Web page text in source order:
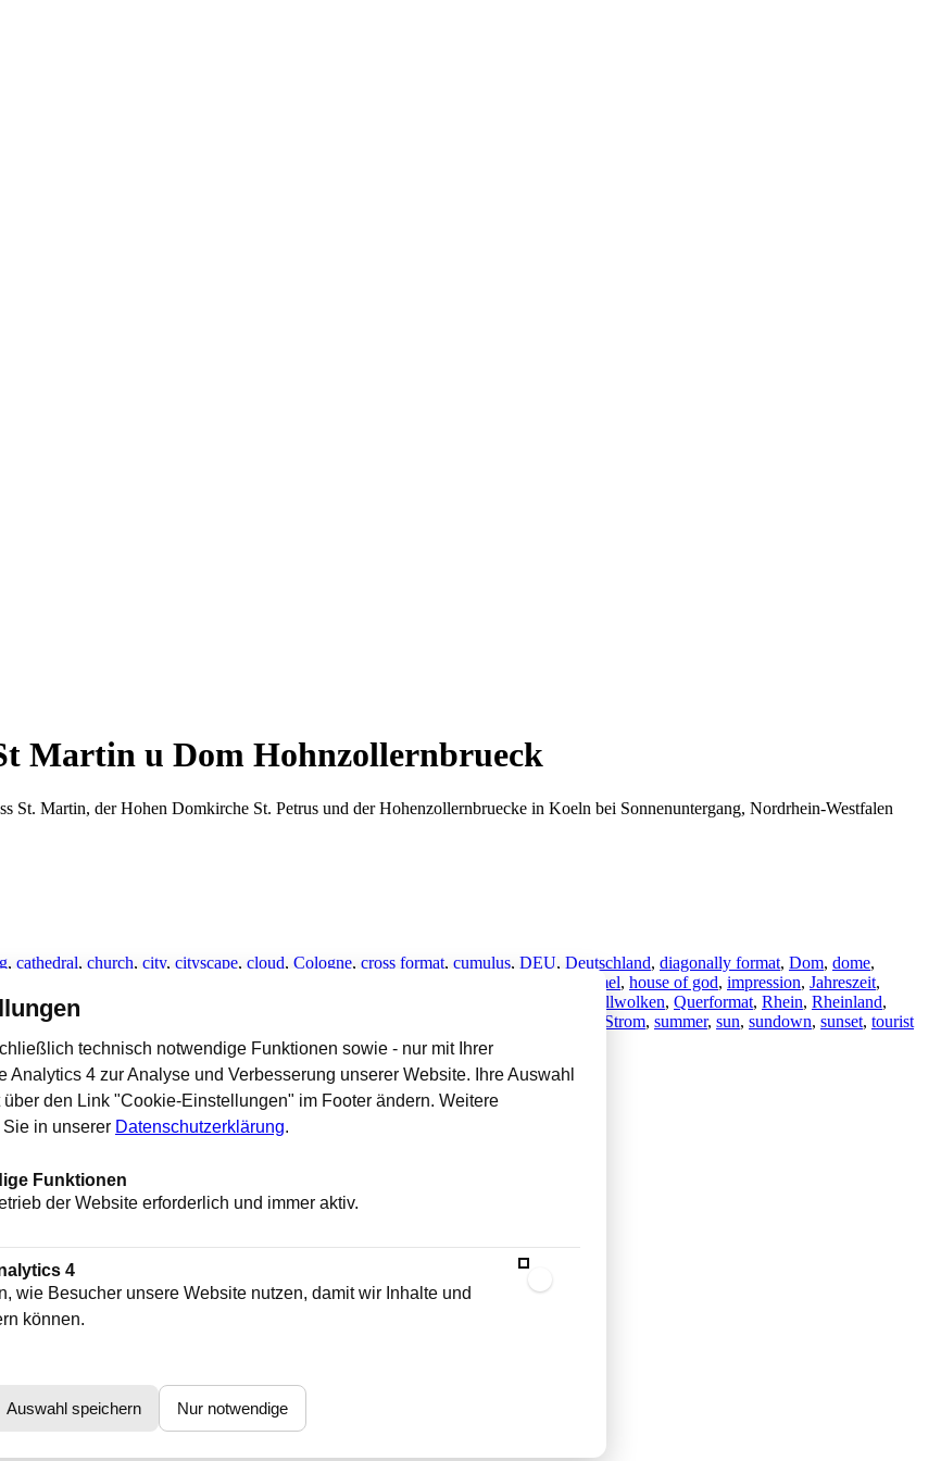
Martin u Dom Hohnzollernbrueck
St. Martin, der Hohen Domkirche St. Petrus und der Hohenzollernbruecke in Koeln bei Sonnenuntergang, Nordrhein-Westfalen
, cathedral, church, city, cityscape, cloud, Cologne, cross format, cumulus, DEU, Deutschland, diagonally format, Dom, dome,
Himmel, house of god, impression, Jahreszeit,
,Nordrhein-Westfalen Quellwolken, Querformat, Rhein, Rheinland,
, Sonnenuntergang Strom, summer, sun, sundown, sunset, tourist
,Wolke
75658.jpg
Impressum
technisch notwendige Funktionen sowie - nur mit Ihrer
Analytics 4 zur Analyse und Verbesserung unserer Website. Ihre Auswahl
den Link "Cookie-Einstellungen" im Footer ändern. Weitere
Sie in unserer Datenschutzerklärung.
Funktionen
der Website erforderlich und immer aktiv.
4
wie Besucher unsere Website nutzen, damit wir Inhalte und
können.
Auswahl speichern Nur notwendige